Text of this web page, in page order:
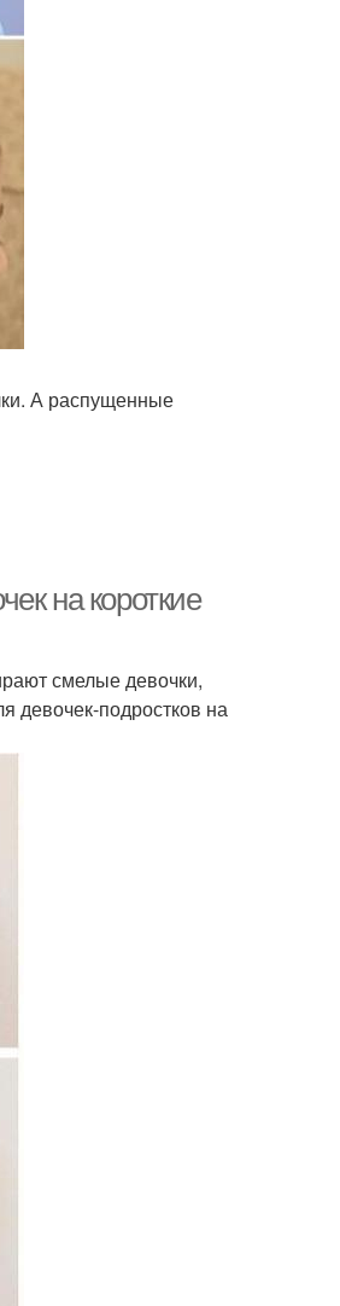
А распущенные
на короткие
смелые девочки,
девочек-подростков на